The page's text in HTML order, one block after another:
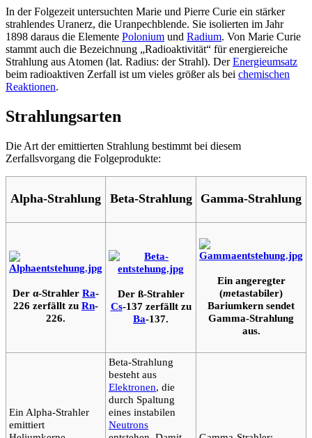
In der Folgezeit untersuchten Marie und Pierre Curie ein stärker
strahlendes Uranerz, die Uranpechblende. Sie isolierten im Jahr
1898 daraus die Elemente Polonium und Radium. Von Marie Curie
stammt auch die Bezeichnung „Radioaktivität“ für energiereiche
Strahlung aus Atomen (lat. Radius: der Strahl). DerEnergieumsatz
beim radioaktiven Zerfall ist um vieles größer als bei chemischen
Reaktionen.
Strahlungsarten
Die Art der emittierten Strahlung bestimmt bei diesem
Zerfallsvorgang die Folgeprodukte:
Alpha-Strahlung Beta-Strahlung Gamma-Strahlung
Der α-Strahler Ra-
226 zerfällt zu Rn-
226.
Der ß-Strahler
Cs-137 zerfällt zu
Ba-137.
Ein angeregter
(metastabiler)
Bariumkern sendet
Gamma-Strahlung
aus.
Ein Alpha-Strahler
emittiert
Beta-Strahlung
besteht aus
Elektronen, die
durch Spaltung
eines instabilen
Neutrons